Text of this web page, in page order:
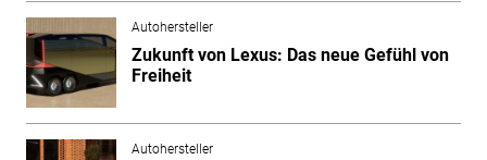
Autohersteller
Zukunft von Lexus: Das neue Gefühl von
Freiheit
Autohersteller